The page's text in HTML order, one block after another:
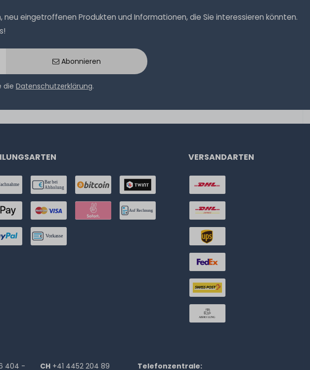
eingetroffenen Produkten und Informationen, die Sie interessieren könnten.
Abonnieren
die Datenschutzerklärung.
VERSANDARTEN
404 - CH +41 4452 204 89 Telefonzentrale: